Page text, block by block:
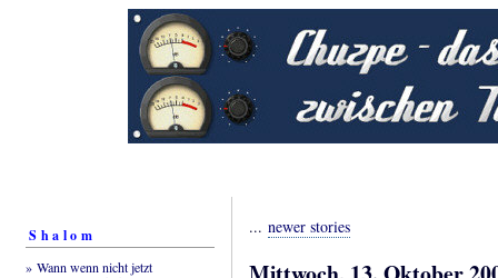
Shalom
» Wann wenn nicht jetzt
... newer stories